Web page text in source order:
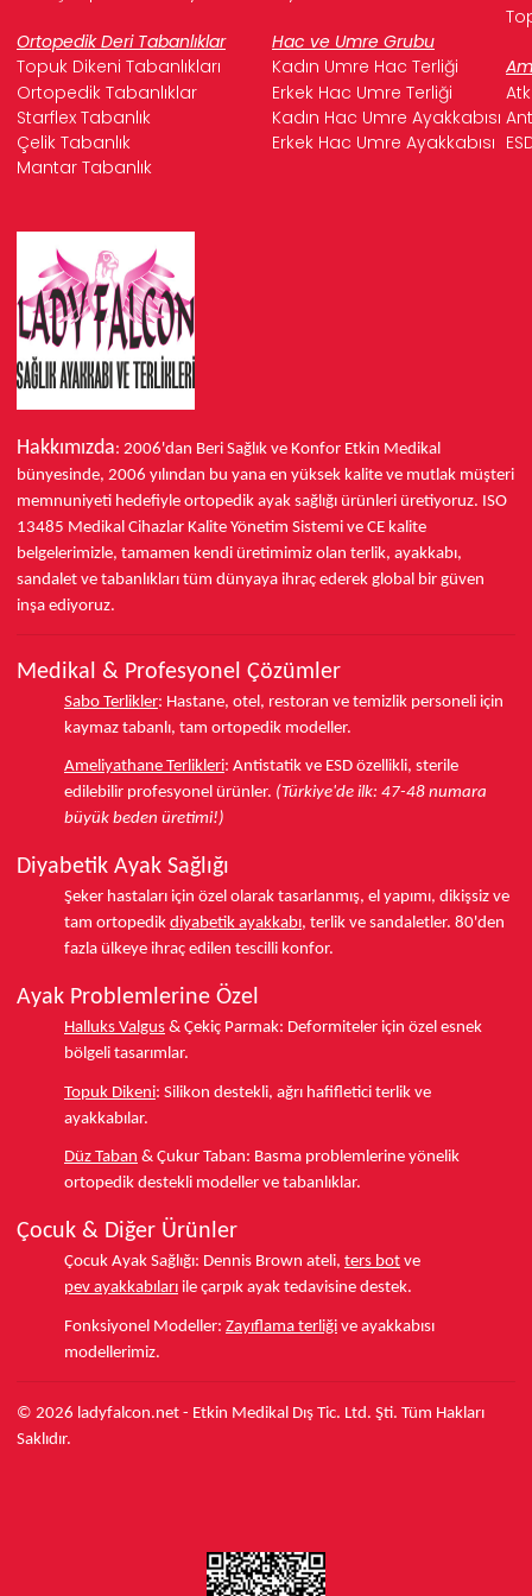
Ortopedik Deri Tabanlıklar
Hac ve Umre Grubu
Topuk Dikeni Tabanlıkları
Kadın Umre Hac Terliği
Ortopedik Tabanlıklar
Erkek Hac Umre Terliği
Starflex Tabanlık
Kadın Hac Umre Ayakkabısı
Çelik Tabanlık
Erkek Hac Umre Ayakkabısı
Mantar Tabanlık
Hakkımızda: 2006'dan Beri Sağlık ve Konfor Etkin Medikal
bünyesinde, 2006 yılından bu yana en yüksek kalite ve mutlak müşteri
memnuniyeti hedefiyle ortopedik ayak sağlığı ürünleri üretiyoruz. ISO
13485 Medikal Cihazlar Kalite Yönetim Sistemi ve CE kalite
belgelerimizle, tamamen kendi üretimimiz olan terlik, ayakkabı,
sandalet ve tabanlıkları tüm dünyaya ihraç ederek global bir güven
inşa ediyoruz.
Medikal & Profesyonel Çözümler
Sabo Terlikler: Hastane, otel, restoran ve temizlik personeli için
kaymaz tabanlı, tam ortopedik modeller.
Ameliyathane Terlikleri: Antistatik ve ESD özellikli, sterile
edilebilir profesyonel ürünler. (Türkiye'de ilk: 47-48 numara
büyük beden üretimi!)
Diyabetik Ayak Sağlığı
Şeker hastaları için özel olarak tasarlanmış, el yapımı, dikişsiz ve
tam ortopedik diyabetik ayakkabı, terlik ve sandaletler. 80'den
fazla ülkeye ihraç edilen tescilli konfor.
Ayak Problemlerine Özel
Halluks Valgus & Çekiç Parmak: Deformiteler için özel esnek
bölgeli tasarımlar.
Topuk Dikeni: Silikon destekli, ağrı hafifletici terlik ve
ayakkabılar.
Düz Taban & Çukur Taban: Basma problemlerine yönelik
ortopedik destekli modeller ve tabanlıklar.
Çocuk & Diğer Ürünler
Çocuk Ayak Sağlığı: Dennis Brown ateli, ters bot ve
pev ayakkabıları ile çarpık ayak tedavisine destek.
Fonksiyonel Modeller: Zayıflama terliği ve ayakkabısı
modellerimiz.
© 2026 ladyfalcon.net - Etkin Medikal Dış Tic. Ltd. Şti. Tüm Hakları
Saklıdır.